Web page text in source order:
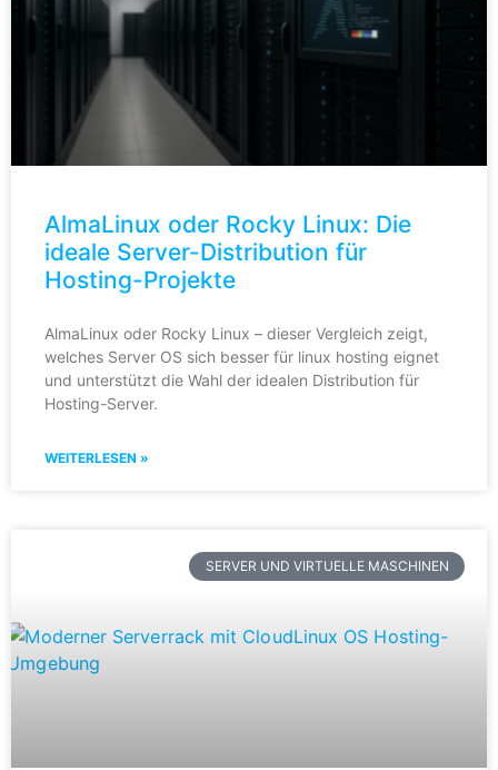
AlmaLinux oder Rocky Linux: Die
ideale Server-Distribution für
Hosting-Projekte
AlmaLinux oder Rocky Linux – dieser Vergleich zeigt,
welches Server OS sich besser für linux hosting eignet
und unterstützt die Wahl der idealen Distribution für
Hosting-Server.
WEITERLESEN »
SERVER UND VIRTUELLE MASCHINEN